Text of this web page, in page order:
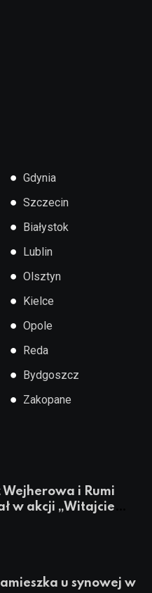
● Gdynia
● Szczecin
● Białystok
● Lublin
● Olsztyn
● Kielce
● Opole
● Reda
● Bydgoszcz
● Zakopane
Wejherowa i Rumi
w akcji „Witajcie
u synowej w